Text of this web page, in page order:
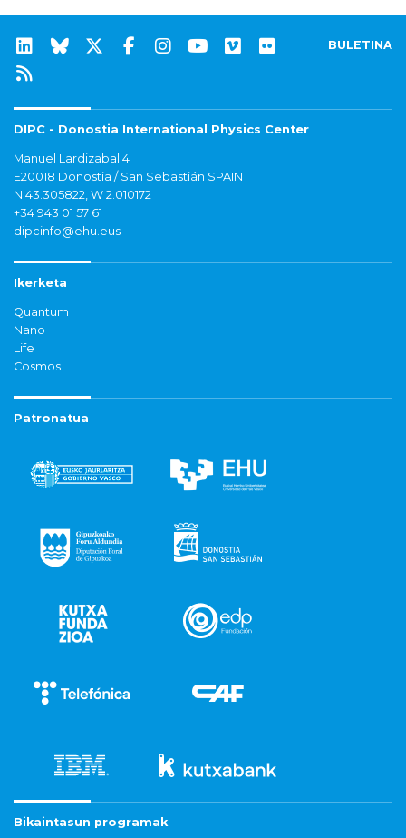
BULETINA
DIPC - Donostia International Physics Center
Manuel Lardizabal 4
E20018 Donostia / San Sebastián SPAIN
N 43.305822, W 2.010172
+34 943 01 57 61
dipcinfo@ehu.eus
Ikerketa
Quantum
Nano
Life
Cosmos
Patronatua
Bikaintasun programak